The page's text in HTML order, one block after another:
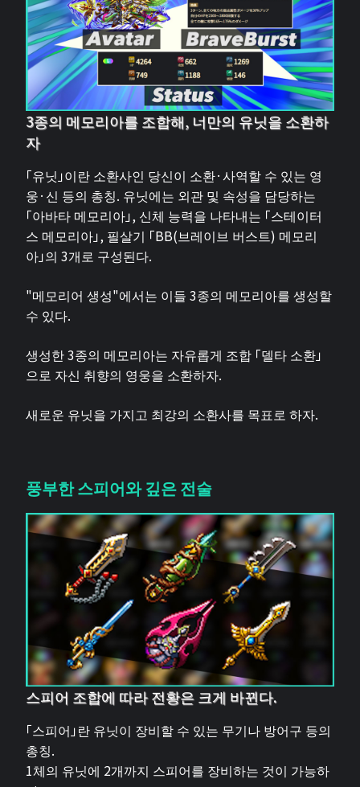
3종의 메모리아를 조합해, 너만의 유닛을 소환하
자
「유닛」이란 소환사인 당신이 소환·사역할 수 있는 영
웅·신 등의 총칭. 유닛에는 외관 및 속성을 담당하는
「아바타 메모리아」, 신체 능력을 나타내는 「스테이터
스 메모리아」, 필살기 「BB(브레이브 버스트) 메모리
아」의 3개로 구성된다.
"메모리어 생성"에서는 이들 3종의 메모리아를 생성할
수 있다.
생성한 3종의 메모리아는 자유롭게 조합 「델타 소환」
으로 자신 취향의 영웅을 소환하자.
새로운 유닛을 가지고 최강의 소환사를 목표로 하자.
풍부한 스피어와 깊은 전술
스피어 조합에 따라 전황은 크게 바뀐다.
「스피어」란 유닛이 장비할 수 있는 무기나 방어구 등의
총칭.
1체의 유닛에 2개까지 스피어를 장비하는 것이 가능하